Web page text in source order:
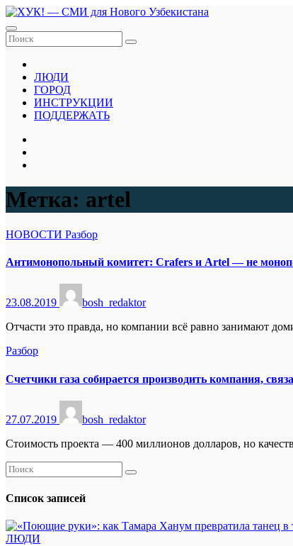
Перейти
к
содержанию
ЛЮДИ
ГОРОД
ИНСТРУКЦИИ
ПОДДЕРЖАТЬ
Метка: artel
НОВОСТИ Разбор
Антимонопольный комитет: Crafers и Artel — не
23.08.2019
bosh_redaktor
Отчасти это правда, но компании всё равно занимают
Разбор
Счетчики газа собирается производить компания,
27.07.2019
bosh_redaktor
Стоимость проекта — 400 миллионов долларов, но
Список записей
ЛЮДИ